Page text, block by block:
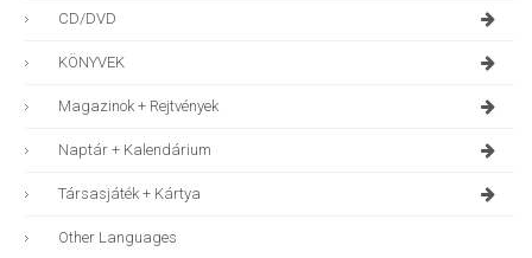
CD/DVD
KÖNYVEK
Magazinok + Rejtvények
Naptár + Kalendárium
Társasjáték + Kártya
Other Languages